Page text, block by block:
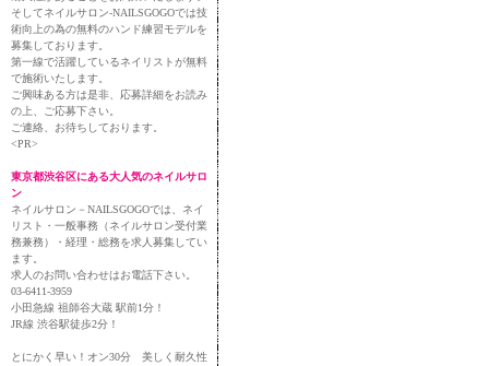
そしてネイルサロン-NAILSGOGOでは技
術向上の為の無料のハンド練習モデルを
募集しております。
第一線で活躍しているネイリストが無料
で施術いたします。
ご興味ある方は是非、応募詳細をお読み
の上、ご応募下さい。
ご連絡、お待ちしております。
<PR>
東京都渋谷区にある大人気のネイルサロ
ン
ネイルサロン－NAILSGOGOでは、ネイ
リスト・一般事務（ネイルサロン受付業
務兼務）・経理・総務を求人募集してい
ます。
求人のお問い合わせはお電話下さい。
03-6411-3959
小田急線 祖師谷大蔵 駅前1分！
JR線 渋谷駅徒歩2分！
とにかく早い！オン30分 美しく耐久性